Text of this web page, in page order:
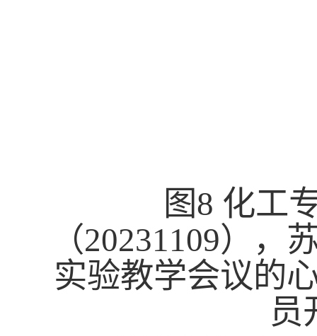
图8 化工
（20231109），
实验教学会议的
员